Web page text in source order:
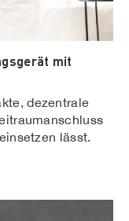
mit
dezentrale
lässt.